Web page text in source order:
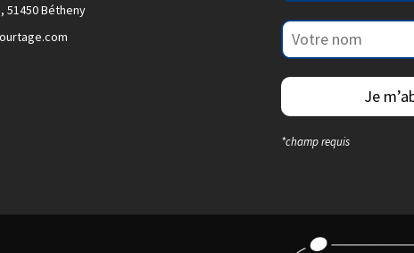
51450 Bétheny
*champ requis